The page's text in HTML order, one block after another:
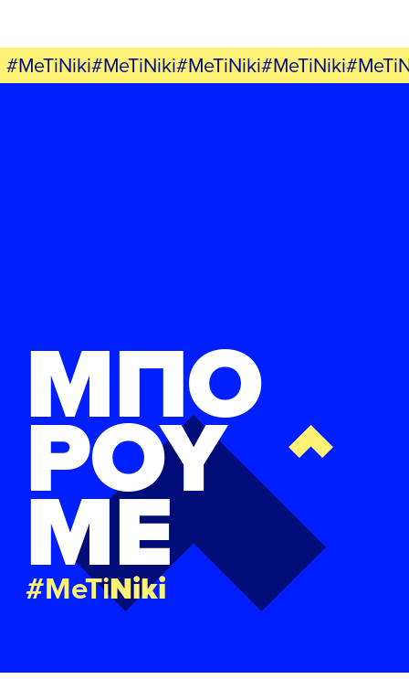
ΜΠΟ
ΡΟΥ
ΜΕ
#MeTiNiki